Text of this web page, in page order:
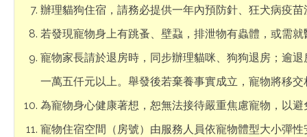
辦理貓狗住宿，請務必提供一年內預防針、狂犬病疫苗
若發現寵物身上有跳蚤、壁蝨，排泄物有蟲體，或需
寵物家長請於退房時，同步辦理貓咪、狗狗退房；逾
一萬五仟元以上。舉發後若棄養事實成立，寵物將移
為寵物身心健康著想，恕無法接待嚴重焦慮寵物，以
寵物住宿空間（房號）由服務人員依寵物體型大小彈